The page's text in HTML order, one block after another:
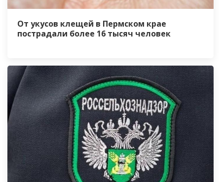
От укусов клещей в Пермском крае
пострадали более 16 тысяч человек